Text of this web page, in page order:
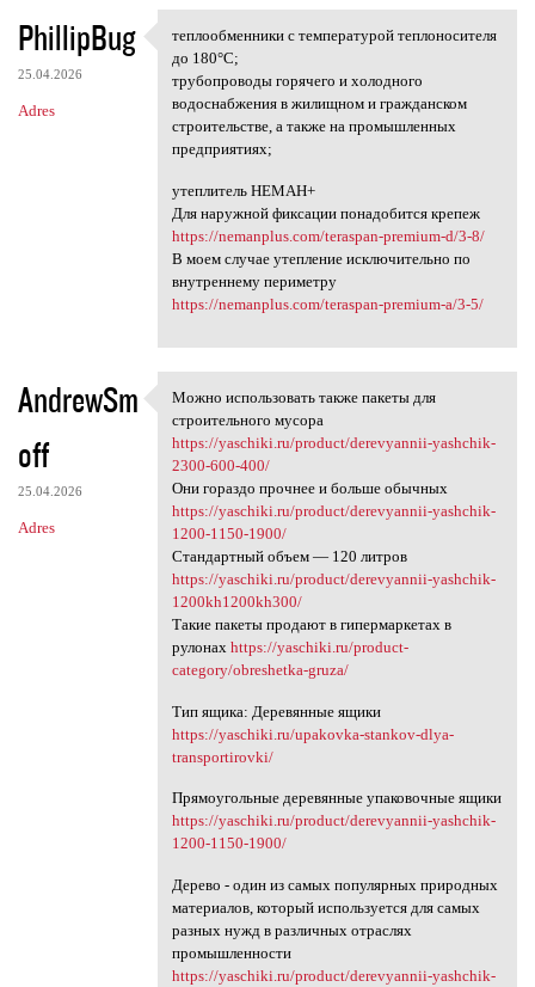
PhillipBug
25.04.2026
Adres
теплообменники с температурой
теплообменники с температурой теплоносителя
до 180°С;
трубопроводы горячего и холодного
водоснабжения в жилищном и гражданском
строительстве, а также на промышленных
предприятиях;
утеплитель НЕМАН+
Для наружной фиксации понадобится крепеж
https://nemanplus.com/teraspan-premium-d/3-8/
В моем случае утепление исключительно по
внутреннему периметру
https://nemanplus.com/teraspan-premium-a/3-5/
AndrewSm
off
25.04.2026
Adres
Можно использовать также
Можно использовать также пакеты для
строительного мусора
https://yaschiki.ru/product/derevyannii-yashchik-
2300-600-400/
Они гораздо прочнее и больше обычных
https://yaschiki.ru/product/derevyannii-yashchik-
1200-1150-1900/
Стандартный объем — 120 литров
https://yaschiki.ru/product/derevyannii-yashchik-
1200kh1200kh300/
Такие пакеты продают в гипермаркетах в
рулонах https://yaschiki.ru/product-
category/obreshetka-gruza/
Тип ящика: Деревянные ящики
https://yaschiki.ru/upakovka-stankov-dlya-
transportirovki/
Прямоугольные деревянные упаковочные ящики
https://yaschiki.ru/product/derevyannii-yashchik-
1200-1150-1900/
Дерево - один из самых популярных природных
материалов, который используется для самых
разных нужд в различных отраслях
промышленности
https://yaschiki.ru/product/derevyannii-yashchik-